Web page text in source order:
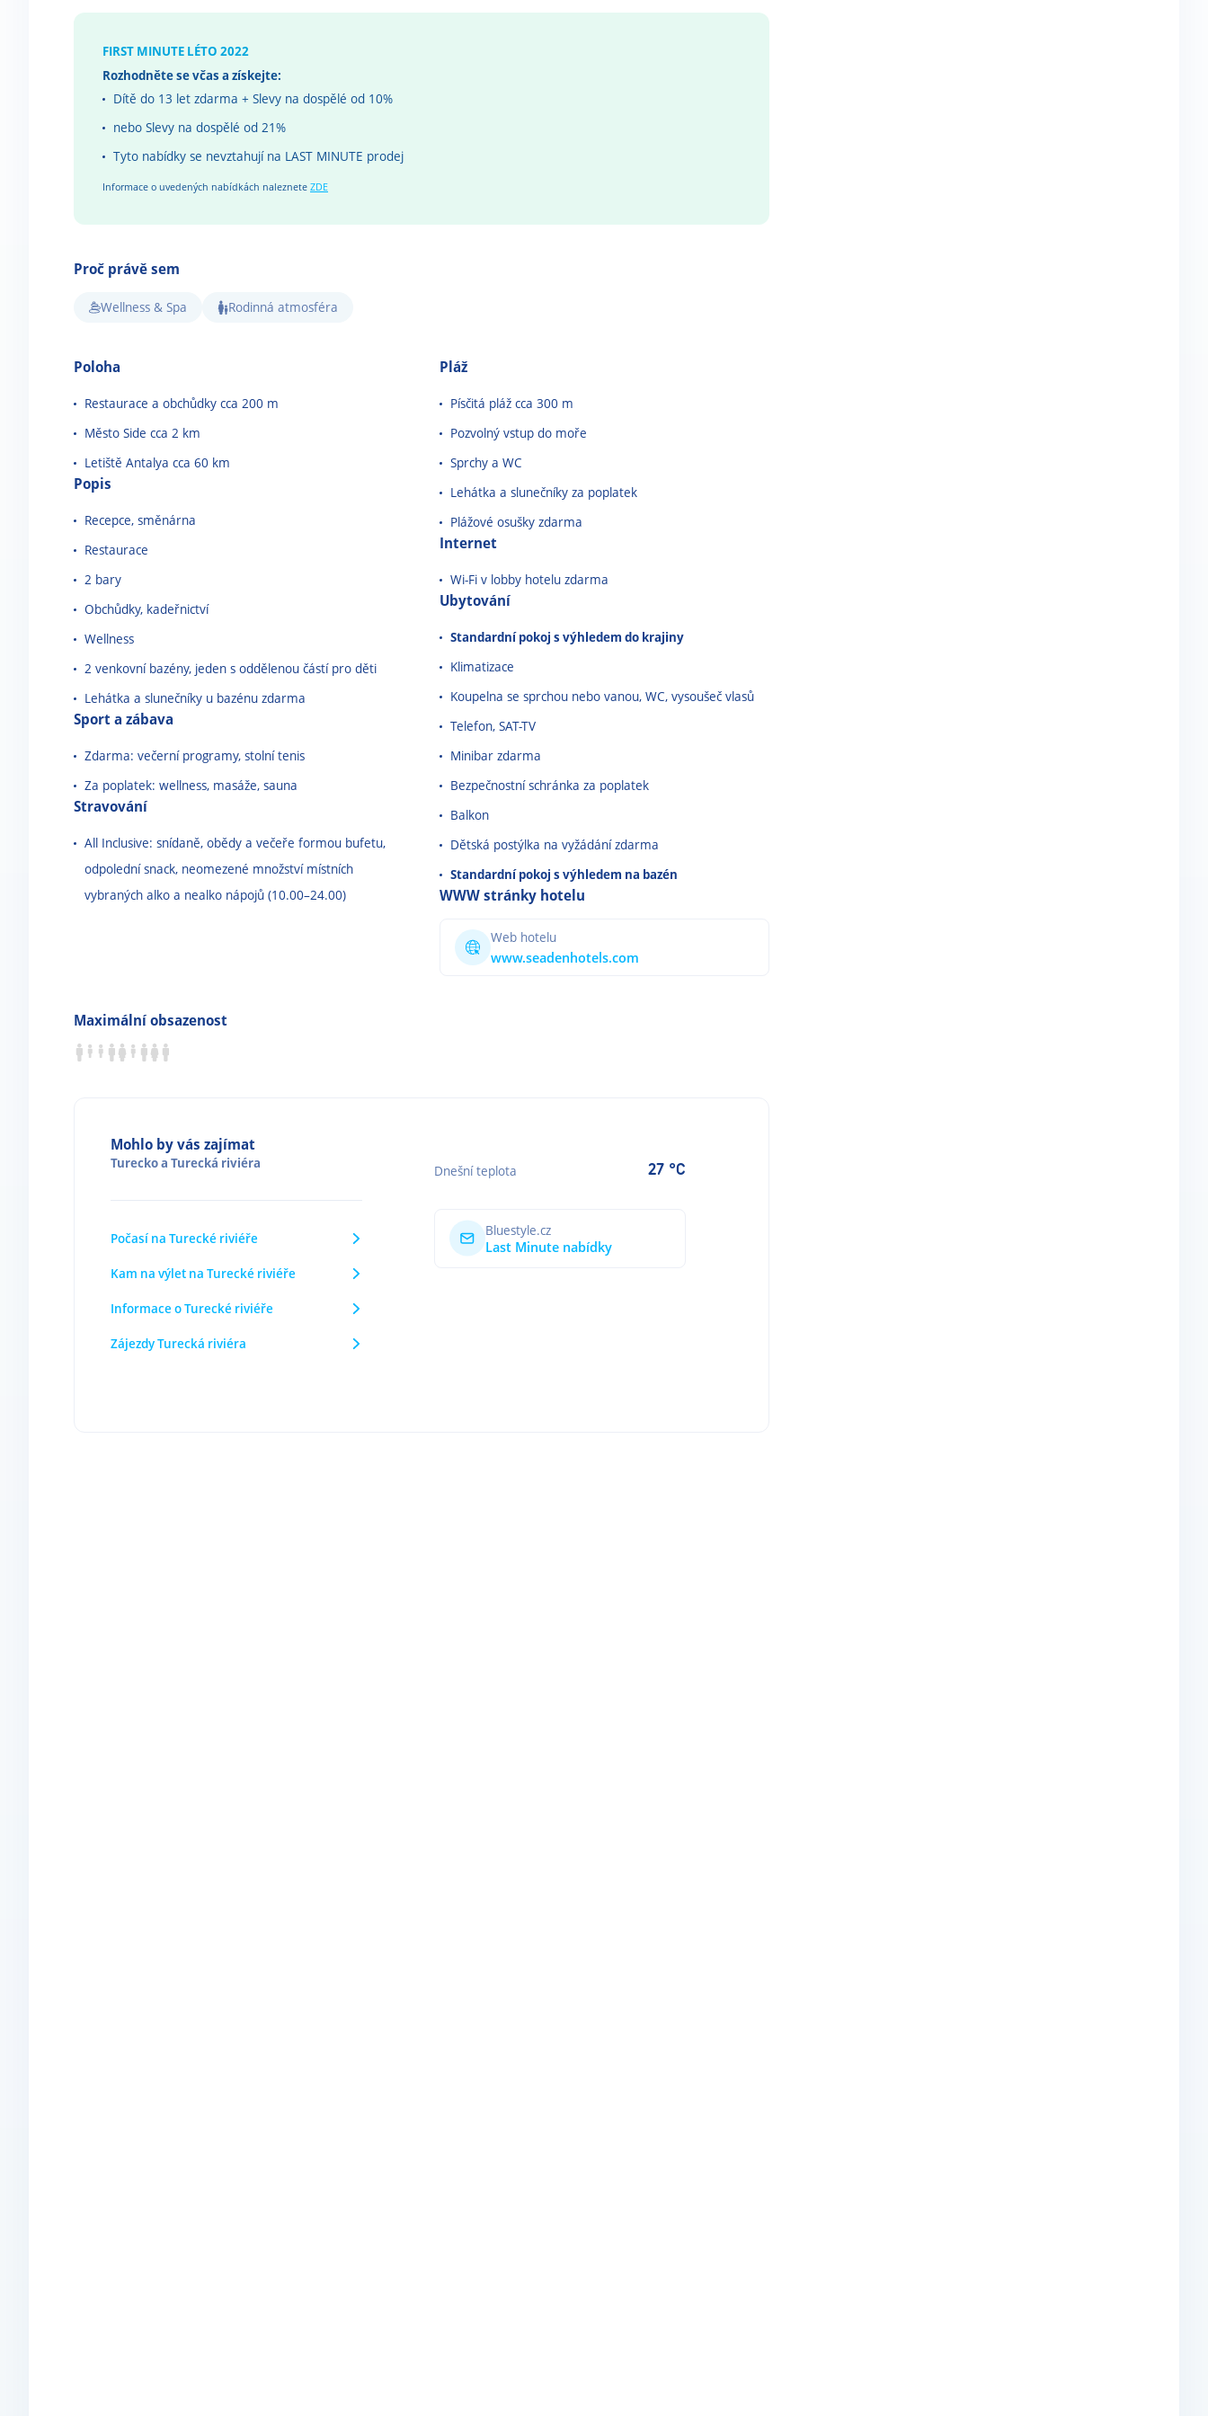
FIRST MINUTE LÉTO 2022
Rozhodněte se včas a získejte:
Dítě do 13 let zdarma + Slevy na dospělé od 10%
nebo Slevy na dospělé od 21%
Tyto nabídky se nevztahují na LAST MINUTE prodej
Informace o uvedených nabídkách naleznete ZDE
Proč právě sem
Wellness & Spa Rodinná atmosféra
Poloha
Restaurace a obchůdky cca 200 m
Město Side cca 2 km
Letiště Antalya cca 60 km
Popis
Recepce, směnárna
Restaurace
2 bary
Obchůdky, kadeřnictví
Wellness
2 venkovní bazény, jeden s oddělenou částí pro děti
Lehátka a slunečníky u bazénu zdarma
Sport a zábava
Zdarma: večerní programy, stolní tenis
Za poplatek: wellness, masáže, sauna
Stravování
All Inclusive: snídaně, obědy a večeře formou bufetu,
odpolední snack, neomezené množství místních
vybraných alko a nealko nápojů (10.00⁠–⁠24.00)
Pláž
Písčitá pláž cca 300 m
Pozvolný vstup do moře
Sprchy a WC
Lehátka a slunečníky za poplatek
Plážové osušky zdarma
Internet
Wi-Fi v lobby hotelu zdarma
Ubytování
Standardní pokoj s výhledem do krajiny
Klimatizace
Koupelna se sprchou nebo vanou, WC, vysoušeč vlasů
Telefon, SAT-TV
Minibar zdarma
Bezpečnostní schránka za poplatek
Balkon
Dětská postýlka na vyžádání zdarma
Standardní pokoj s výhledem na bazén
WWW stránky hotelu
Web hotelu
www.seadenhotels.com
Maximální obsazenost
Mohlo by vás zajímat
Tureckoa Turecká riviéra
Počasí na Turecké riviéře
Kam na výlet na Turecké riviéře
Informace o Turecké riviéře
Zájezdy Turecká riviéra
Dnešní teplota 27 °C
Bluestyle.cz
Last Minute nabídky